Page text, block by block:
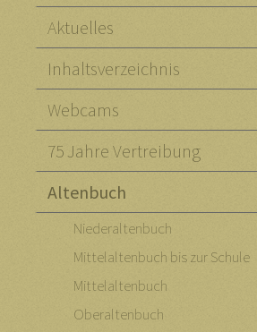
Aktuelles
Inhaltsverzeichnis
Webcams
75 Jahre Vertreibung
Altenbuch
Niederaltenbuch
Mittelaltenbuch bis zur Schule
Mittelaltenbuch
Oberaltenbuch